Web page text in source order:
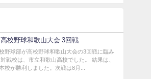
高校野球和歌山大会 3回戦
野球部が高校野球和歌山大会の3回戦に臨み
戦校は、市立和歌山高校でした。 結果は、
校が勝利しました。次戦は8月...